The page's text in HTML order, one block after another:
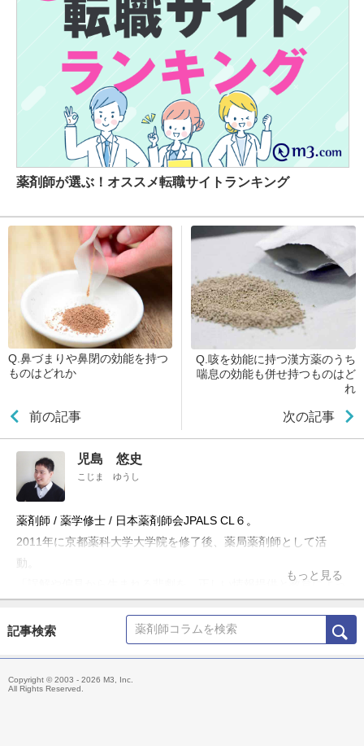
薬剤師が選ぶ！オススメ転職サイトランキング
Q.鼻づまりや鼻閉の効能を持つ
ものはどれか
前の記事
Q.咳を効能に持つ漢方薬のうち
喘息の効能も併せ持つものはど
れ
次の記事
児島 悠史
こじま ゆうし
薬剤師 / 薬学修士 / 日本薬剤師会JPALS CL６。
2011年に京都薬科大学大学院を修了後、薬局薬剤師として活
動。
「誤解や偏見から生まれる悲劇を、正しい情報提供と教育によっ
Information」やTwitter「@Fizz_DI」を使って科学的根拠に基づ
いた医療情報の発信・共有を行うほか、大学や薬剤師会の研修会
主な著書「薬局ですぐに役立つ薬の比較と使い分け100（羊土
もっと見る
記事検索
Copyright © 2003 - 2026 M3, Inc.
All Rights Reserved.